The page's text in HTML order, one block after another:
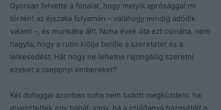
Gyorsan felvette a fonalat, hogy melyik aprósággal mi
történt az éjszaka folyamán – valahogy mindig adódik
valami -, és munkába állt. Noha évek óta ezt csinálta, nem
hagyta, hogy a rutin kiölje belőle a szeretetet és a
lelkesedést. Hát hogy ne lehetne rajongásig szeretni
ezeket a cseppnyi embereket?
Két dologgal azonban soha nem tudott megküzdeni: ha
elvesztettek egy babát, vagy, ha a szülőanya hazasétált a